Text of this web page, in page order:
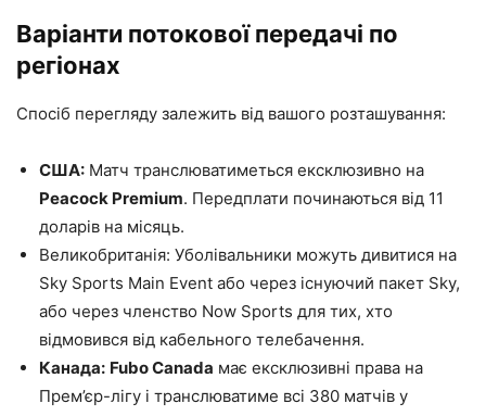
Варіанти потокової передачі по
регіонах
Спосіб перегляду залежить від вашого розташування:
США: Матч транслюватиметься ексклюзивно на
Peacock Premium. Передплати починаються від 11
доларів на місяць.
Великобританія: Уболівальники можуть дивитися на
Sky Sports Main Event або через існуючий пакет Sky,
або через членство Now Sports для тих, хто
відмовився від кабельного телебачення.
Канада: Fubo Canada має ексклюзивні права на
Прем’єр-лігу і транслюватиме всі 380 матчів у